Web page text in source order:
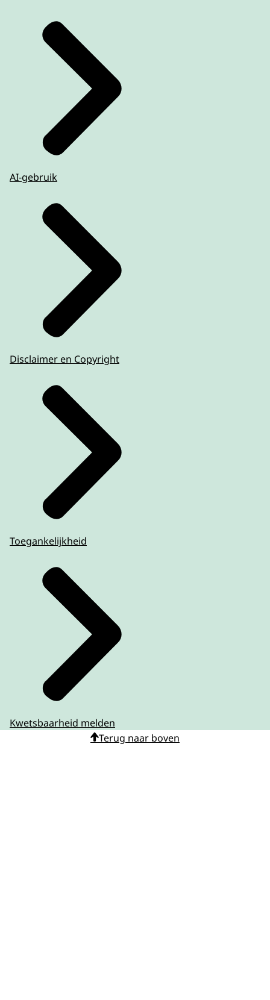
AI-gebruik
Disclaimer en Copyright
Toegankelijkheid
Kwetsbaarheid melden
Terug naar boven